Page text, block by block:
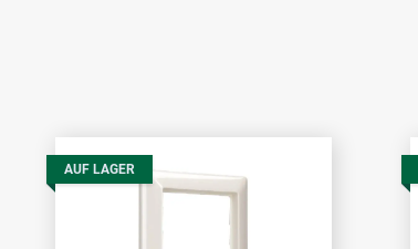
AUF LAGER